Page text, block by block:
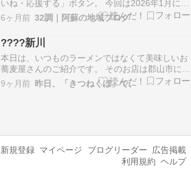
いね・応援する」ボタン。 今回は2026年1月に多
くの「いいね・応援する」ボタンが押された記事
をご紹介します。 ＼アクセスランキング／ 週間
ランキング 月間ランキング ■益城町にあるスパイ
スカレー店「BODHI SPICE」■昨年新…
6ヶ月前 32調｜阿蘇の地域ブログ
????新川
本日は、いつものラーメンではなくて美味しいお
蕎麦屋さんのご紹介です。 そのお店は郡山市にあ
る「新川」さん。スーパー爺ちゃんが入院中、私
たち夫婦と弟夫婦の4人で面会に行った際に立ち
9ヶ月前 昨日、「きつねくぼ」で。
新規登録 マイページ ブログリーダー
広告掲載
利用規約 ヘルプ